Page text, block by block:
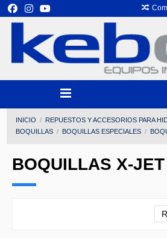
INICIO
REPUESTOS Y ACCESORIOS PARA
BOQUILLAS
BOQUILLAS ESPECIALES
BOQUILLAS X-